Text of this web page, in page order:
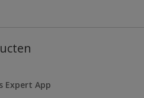
Expert App